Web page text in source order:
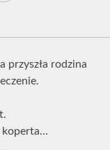
przyszła rodzina